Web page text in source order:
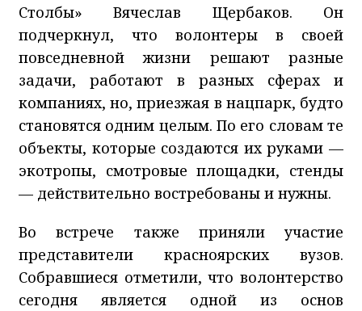
Столбы» Вячеслав Щербаков. Он
подчеркнул, что волонтеры в своей
повседневной жизни решают разные
задачи, работают в разных сферах и
компаниях, но, приезжая в нацпарк, будто
становятся одним целым. По его словам те
объекты, которые создаются их руками —
экотропы, смотровые площадки, стенды
— действительно востребованы и нужны.
Во встрече также приняли участие
представители красноярских вузов.
Собравшиеся отметили, что волонтерство
сегодня является одной из основ